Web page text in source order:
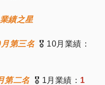
績之星
第三名 🎖️ 10月業績：
第二名 🎖️ 1月業績： 1